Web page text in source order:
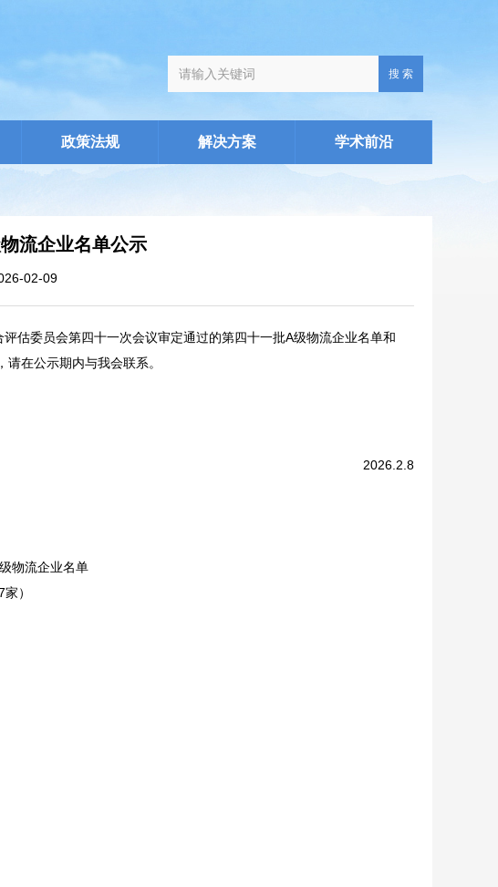
搜 索
政策法规 解决方案 学术前沿
流企业名单公示
02-09
估委员会第四十一次会议审定通过的第四十一批A级物流企业名单和
在公示期内与我会联系。
2026.2.8
物流企业名单
家）